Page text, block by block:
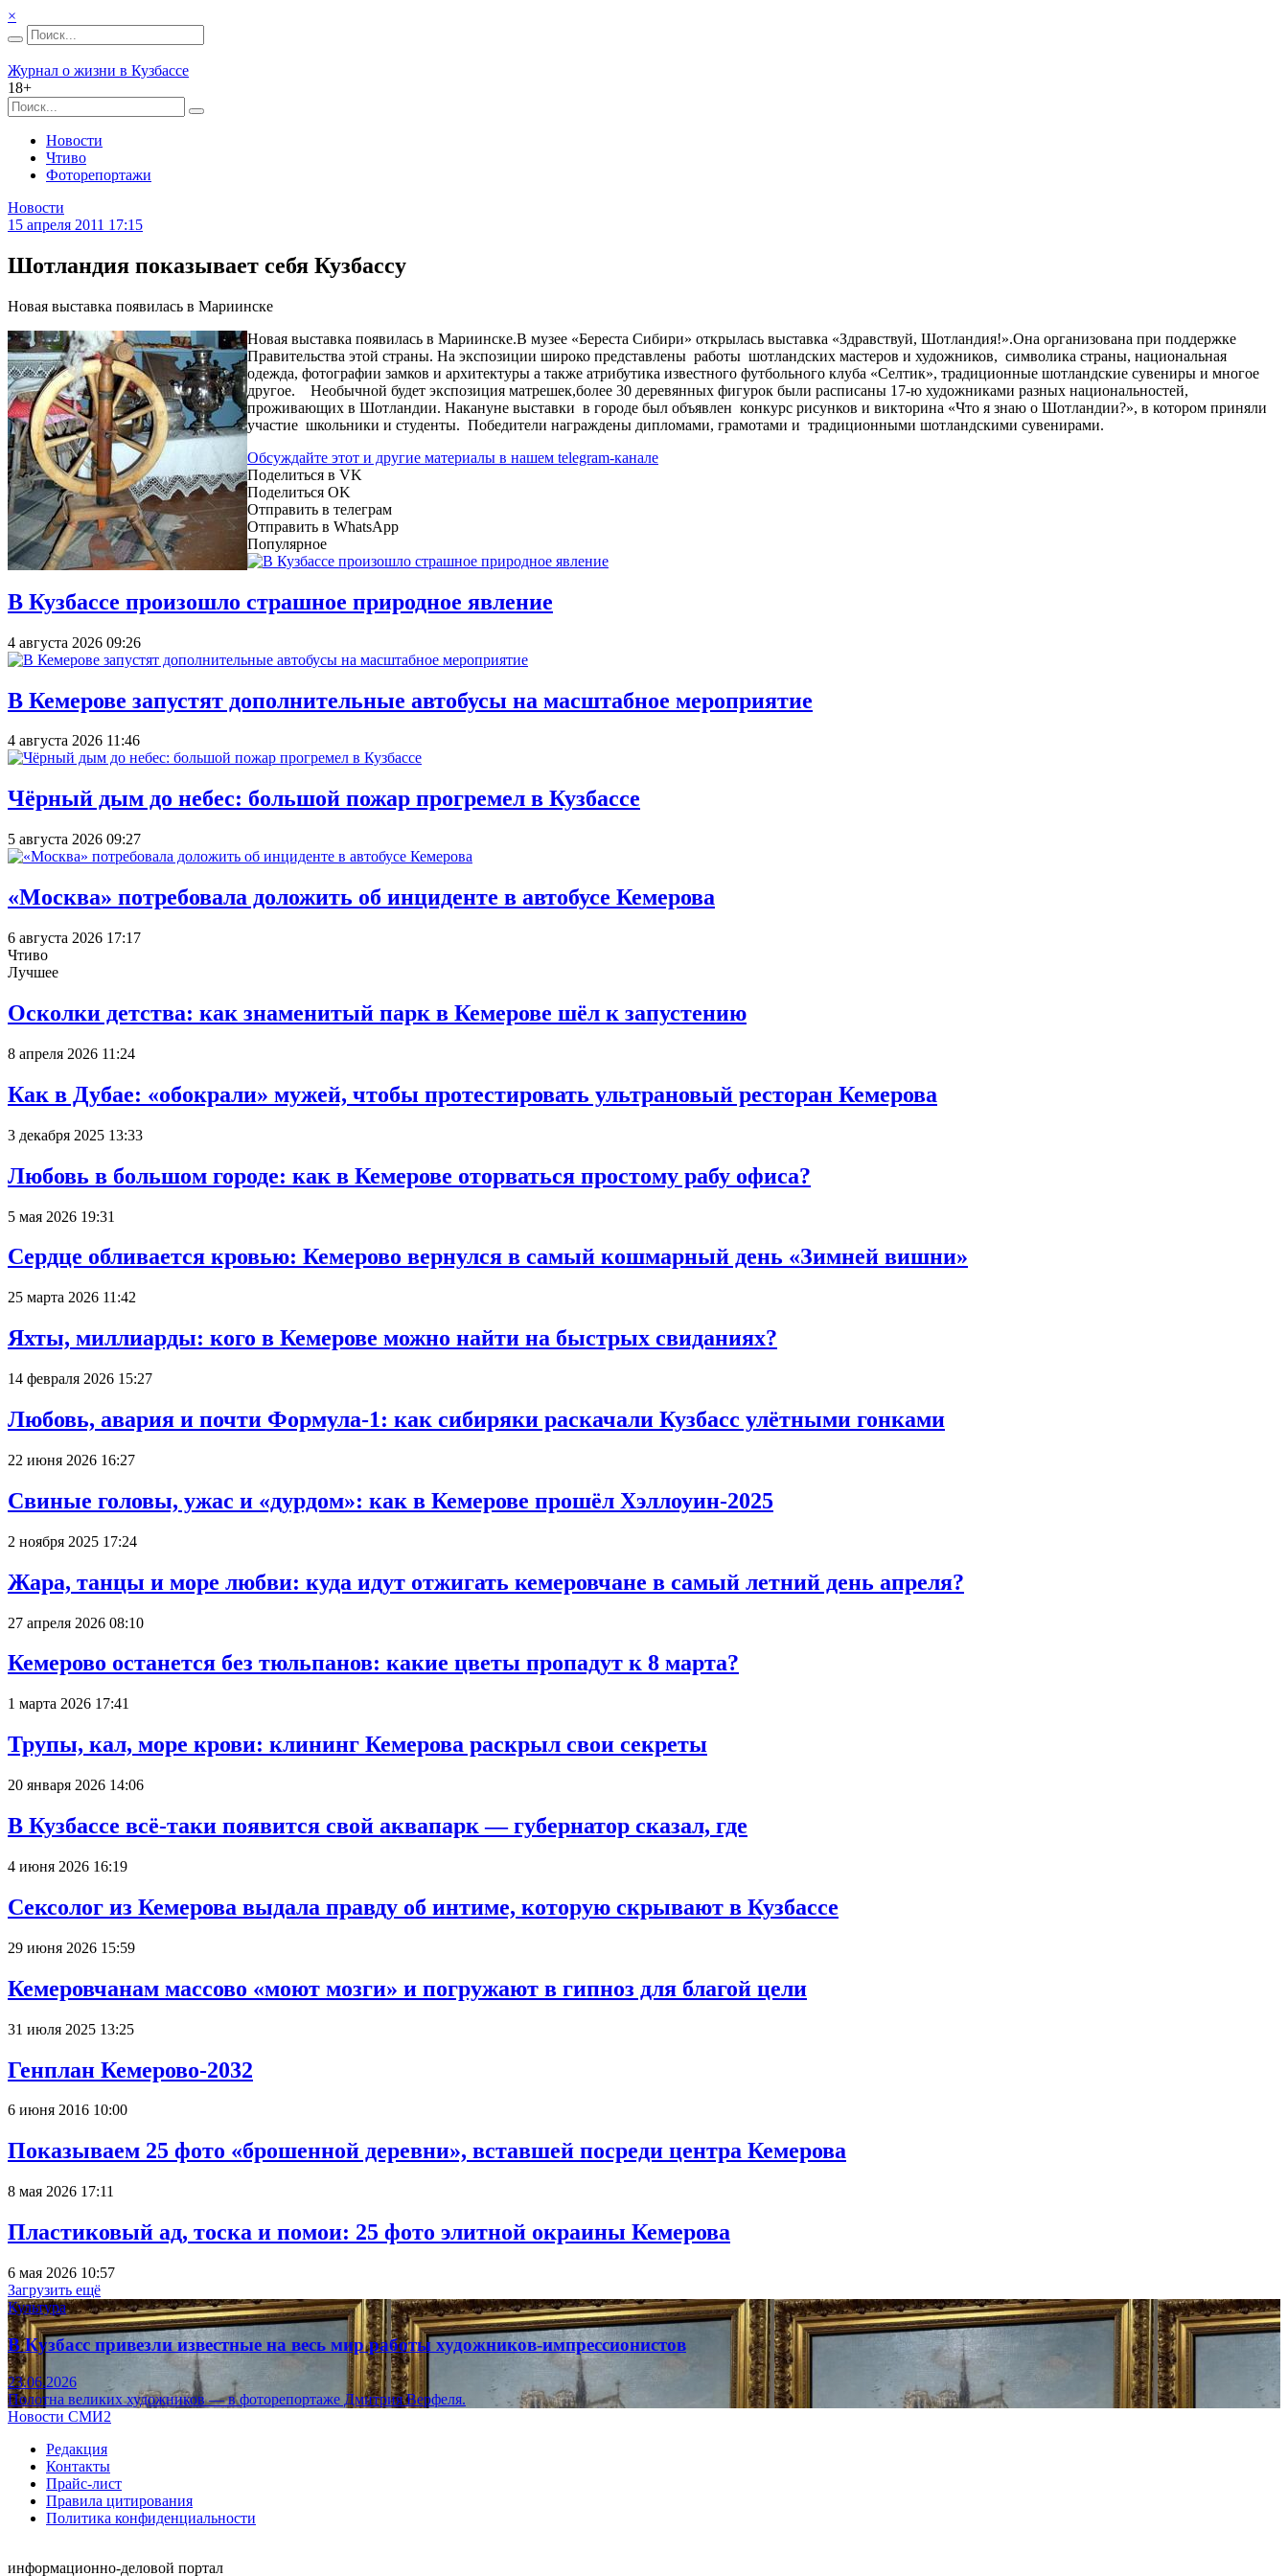
×
Журнал о жизни в Кузбассе
18+
Новости
Чтиво
Фоторепортажи
Новости
15 апреля 2011 17:15
Шотландия показывает себя Кузбассу
Новая выставка появилась в Мариинске
Новая выставка появилась в Мариинске.В музее «Береста Сибири» открылась выставка «Здравствуй, Шотландия!».Она организована при поддержке
Правительства этой страны. На экспозиции широко представлены работы шотландских мастеров и художников, символика страны, национальная
одежда, фотографии замков и архитектуры а также атрибутика известного футбольного клуба «Селтик», традиционные шотландские сувениры и многое
другое. Необычной будет экспозиция матрешек,более 30 деревянных фигурок были расписаны 17-ю художниками разных национальностей,
проживающих в Шотландии. Накануне выставки в городе был объявлен конкурс рисунков и викторина «Что я знаю о Шотландии?», в котором приняли
участие школьники и студенты. Победители награждены дипломами, грамотами и традиционными шотландскими сувенирами.
Обсуждайте этот и другие материалы в нашем telegram-канале
Поделиться в VK
Поделиться OK
Отправить в телеграм
Отправить в WhatsApp
Популярное
В Кузбассе произошло страшное природное явление
4 августа 2026 09:26
В Кемерове запустят дополнительные автобусы на масштабное мероприятие
4 августа 2026 11:46
Чёрный дым до небес: большой пожар прогремел в Кузбассе
5 августа 2026 09:27
«Москва» потребовала доложить об инциденте в автобусе Кемерова
6 августа 2026 17:17
Чтиво
Лучшее
Осколки детства: как знаменитый парк в Кемерове шёл к запустению
8 апреля 2026 11:24
Как в Дубае: «обокрали» мужей, чтобы протестировать ультрановый ресторан Кемерова
3 декабря 2025 13:33
Любовь в большом городе: как в Кемерове оторваться простому рабу офиса?
5 мая 2026 19:31
Сердце обливается кровью: Кемерово вернулся в самый кошмарный день «Зимней вишни»
25 марта 2026 11:42
Яхты, миллиарды: кого в Кемерове можно найти на быстрых свиданиях?
14 февраля 2026 15:27
Любовь, авария и почти Формула-1: как сибиряки раскачали Кузбасс улётными гонками
22 июня 2026 16:27
Свиные головы, ужас и «дурдом»: как в Кемерове прошёл Хэллоуин-2025
2 ноября 2025 17:24
Жара, танцы и море любви: куда идут отжигать кемеровчане в самый летний день апреля?
27 апреля 2026 08:10
Кемерово останется без тюльпанов: какие цветы пропадут к 8 марта?
1 марта 2026 17:41
Трупы, кал, море крови: клининг Кемерова раскрыл свои секреты
20 января 2026 14:06
В Кузбассе всё-таки появится свой аквапарк — губернатор сказал, где
4 июня 2026 16:19
Сексолог из Кемерова выдала правду об интиме, которую скрывают в Кузбассе
29 июня 2026 15:59
Кемеровчанам массово «моют мозги» и погружают в гипноз для благой цели
31 июля 2025 13:25
Генплан Кемерово-2032
6 июня 2016 10:00
Показываем 25 фото «брошенной деревни», вставшей посреди центра Кемерова
8 мая 2026 17:11
Пластиковый ад, тоска и помои: 25 фото элитной окраины Кемерова
6 мая 2026 10:57
Загрузить ещё
Культура
В Кузбасс привезли известные на весь мир работы художников-импрессионистов
23.06.2026
Полотна великих художников — в фоторепортаже Дмитрия Верфеля.
Новости СМИ2
Редакция
Контакты
Прайс-лист
Правила цитирования
Политика конфиденциальности
информационно-деловой портал